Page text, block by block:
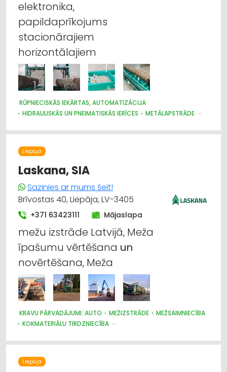
elektronika,
papildaprīkojums
stacionārajiem
horizontālajiem
RŪPNIECISKĀS IEKĀRTAS, AUTOMATIZĀCIJA
HIDRAULISKĀS UN PNEIMATISKĀS IERĪCES
METĀLAPSTRĀDE
INSTRUMENTU UN DARBARĪKU RAŽOŠANA
MAŠĪNBŪVE
Liepāja
Laskana, SIA
Sazinies ar mums šeit!
Brīvostas 40, Liepāja, LV-3405
+371 63423111 Mājaslapa
mežu izstrāde Latvijā, Meža
īpašumu vērtēšana un
novērtēšana, Meža
KRAVU PĀRVADĀJUMI: AUTO MEŽIZSTRĀDE
MEŽSAIMNIECĪBA
KOKMATERIĀLU TIRDZNIECĪBA
Liepāja